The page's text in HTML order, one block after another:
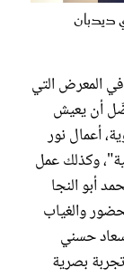
ديدبان
في المعرض التي
أن يعيش
أعمال نور
وكذلك عمل
أبو النجا
والغياب
سعاد حسني
بصرية